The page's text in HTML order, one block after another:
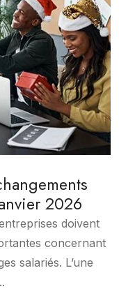
2026
doivent
concernant
salariés. L’une